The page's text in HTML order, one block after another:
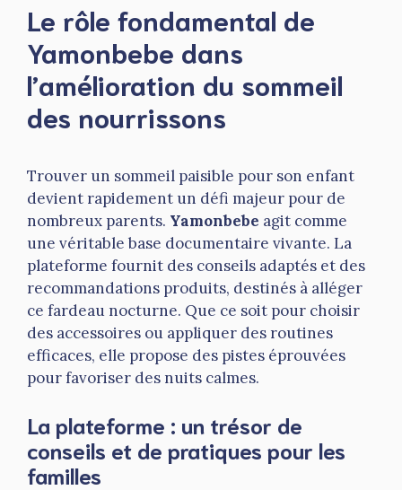
Le rôle fondamental de
Yamonbebe dans
l’amélioration du sommeil
des nourrissons
Trouver un sommeil paisible pour son enfant
devient rapidement un défi majeur pour de
nombreux parents. Yamonbebe agit comme
une véritable base documentaire vivante. La
plateforme fournit des conseils adaptés et des
recommandations produits, destinés à alléger
ce fardeau nocturne. Que ce soit pour choisir
des accessoires ou appliquer des routines
efficaces, elle propose des pistes éprouvées
pour favoriser des nuits calmes.
La plateforme : un trésor de
conseils et de pratiques pour les
familles